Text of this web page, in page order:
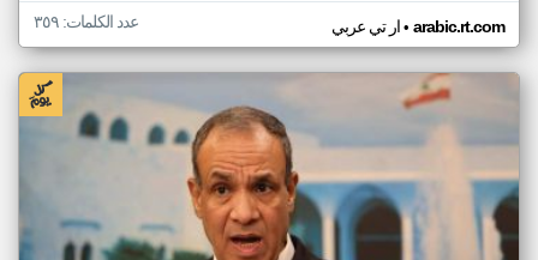
ار تي عربي• arabic.rt.com عدد الكلمات: ٣٥٩